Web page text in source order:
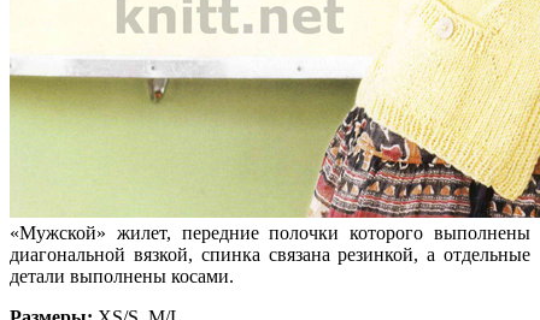
«Мужской» жилет, передние полочки которого выполнены
диагональной вязкой, спинка связана резинкой, а отдельные
детали выполнены косами.